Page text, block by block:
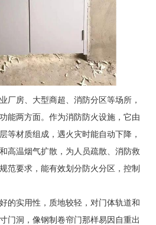
厂房、大型商超、消防分区等场所，
能两方面。作为消防防火设施，它由
等材质组成，遇火灾时能自动下降，
高温烟气扩散，为人员疏散、消防救
范要求，能有效划分防火分区，控制
的实用性，质地较轻，对门体轨道和
门洞，像钢制卷帘门那样易因自重出